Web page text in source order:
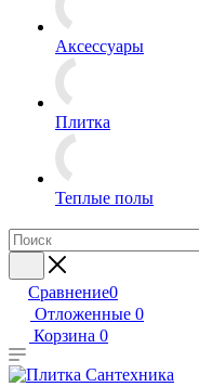
Аксессуары
Плитка
Теплые полы
Сравнение0
Отложенные 0
Корзина 0